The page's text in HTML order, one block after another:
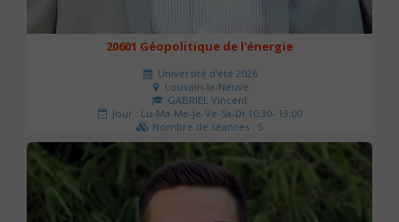
20601 Géopolitique de l'énergie
Université d'été 2026
Louvain-la-Neuve
GABRIEL Vincent
Jour : Lu-Ma-Me-Je-Ve-Sa-Di 10:30- 13:00
Nombre de séances : 5
120 €